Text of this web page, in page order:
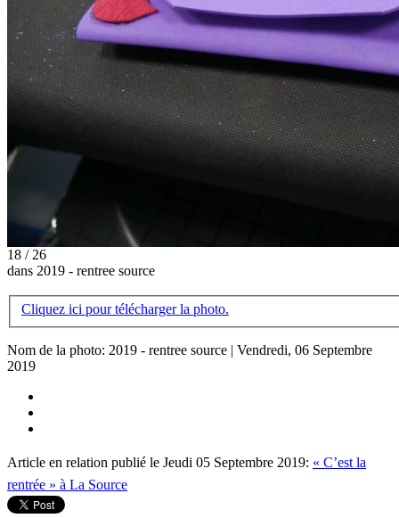
18 / 26
dans 2019 - rentree source
Cliquez ici pour télécharger la photo.
Nom de la photo: 2019 - rentree source | Vendredi, 06 Septembre
2019
Article en relation publié le Jeudi 05 Septembre 2019: « C’est la
rentrée » à La Source